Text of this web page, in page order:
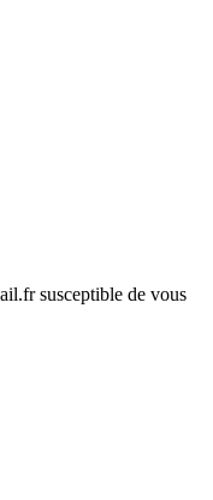
susceptible de vous